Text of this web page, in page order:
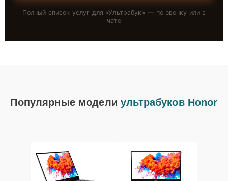
Полный список услуг для «Ультрабук » — по звонку или в
чате
Популярные моделиультрабуков Honor